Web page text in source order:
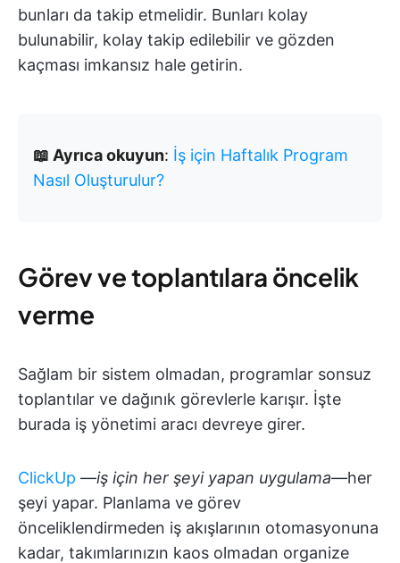
bunları da takip etmelidir. Bunları kolay
bulunabilir, kolay takip edilebilir ve gözden
kaçması imkansız hale getirin.
📖 Ayrıca okuyun: İş için Haftalık Program
Nasıl Oluşturulur?
Görev ve toplantılara öncelik
verme
Sağlam bir sistem olmadan, programlar sonsuz
toplantılar ve dağınık görevlerle karışır. İşte
burada iş yönetimi aracı devreye girer.
ClickUp —iş için her şeyi yapan uygulama—her
şeyi yapar. Planlama ve görev
önceliklendirmeden iş akışlarının otomasyonuna
kadar, takımlarınızın kaos olmadan organize